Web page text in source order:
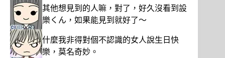
其他想見到的人嘛，對了，好久沒看到設
樂くん，如果能見到就好了～
什麼我非得對個不認識的女人說生日快
樂，莫名奇妙。